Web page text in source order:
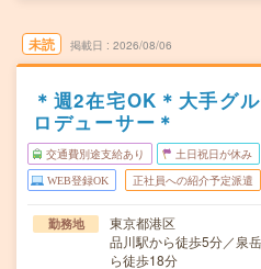
未読 掲載日 2026/08/06
＊週2在宅OK＊大手グ
ロデューサー＊
交通費別途支給あり 土日祝日が休み
WEB登録OK 正社員への紹介予定派遣
勤務地
東京都港区
品川駅から徒歩5分／泉
ら徒歩18分